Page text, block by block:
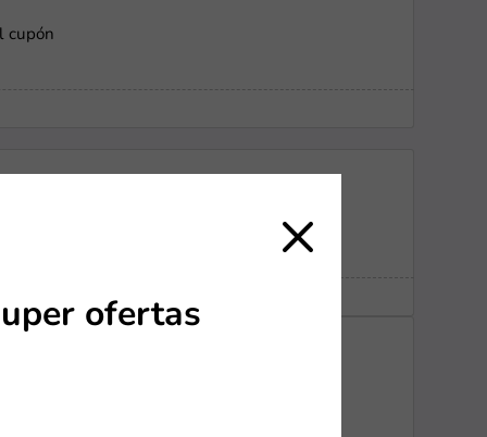
cupón
ofertas